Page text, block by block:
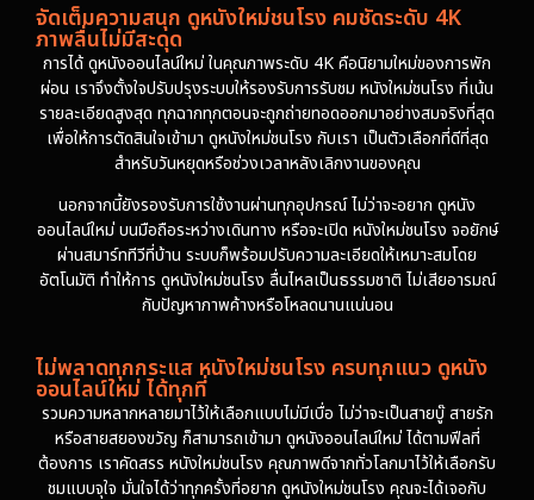
จัดเต็มความสนุก ดูหนังใหม่ชนโรง คมชัดระดับ 4K
ภาพลื่นไม่มีสะดุด
การได้ ดูหนังออนไลน์ใหม่ ในคุณภาพระดับ 4K คือนิยามใหม่ของการพัก
ผ่อน เราจึงตั้งใจปรับปรุงระบบให้รองรับการรับชม หนังใหม่ชนโรง ที่เน้น
รายละเอียดสูงสุด ทุกฉากทุกตอนจะถูกถ่ายทอดออกมาอย่างสมจริงที่สุด
เพื่อให้การตัดสินใจเข้ามา ดูหนังใหม่ชนโรง กับเรา เป็นตัวเลือกที่ดีที่สุด
สำหรับวันหยุดหรือช่วงเวลาหลังเลิกงานของคุณ
นอกจากนี้ยังรองรับการใช้งานผ่านทุกอุปกรณ์ ไม่ว่าจะอยาก ดูหนัง
ออนไลน์ใหม่ บนมือถือระหว่างเดินทาง หรือจะเปิด หนังใหม่ชนโรง จอยักษ์
ผ่านสมาร์ททีวีที่บ้าน ระบบก็พร้อมปรับความละเอียดให้เหมาะสมโดย
อัตโนมัติ ทำให้การ ดูหนังใหม่ชนโรง ลื่นไหลเป็นธรรมชาติ ไม่เสียอารมณ์
กับปัญหาภาพค้างหรือโหลดนานแน่นอน
ไม่พลาดทุกกระแส หนังใหม่ชนโรง ครบทุกแนว ดูหนัง
ออนไลน์ใหม่ ได้ทุกที่
รวมความหลากหลายมาไว้ให้เลือกแบบไม่มีเบื่อ ไม่ว่าจะเป็นสายบู๊ สายรัก
หรือสายสยองขวัญ ก็สามารถเข้ามา ดูหนังออนไลน์ใหม่ ได้ตามฟีลที่
ต้องการ เราคัดสรร หนังใหม่ชนโรง คุณภาพดีจากทั่วโลกมาไว้ให้เลือกรับ
ชมแบบจุใจ มั่นใจได้ว่าทุกครั้งที่อยาก ดูหนังใหม่ชนโรง คุณจะได้เจอกับ